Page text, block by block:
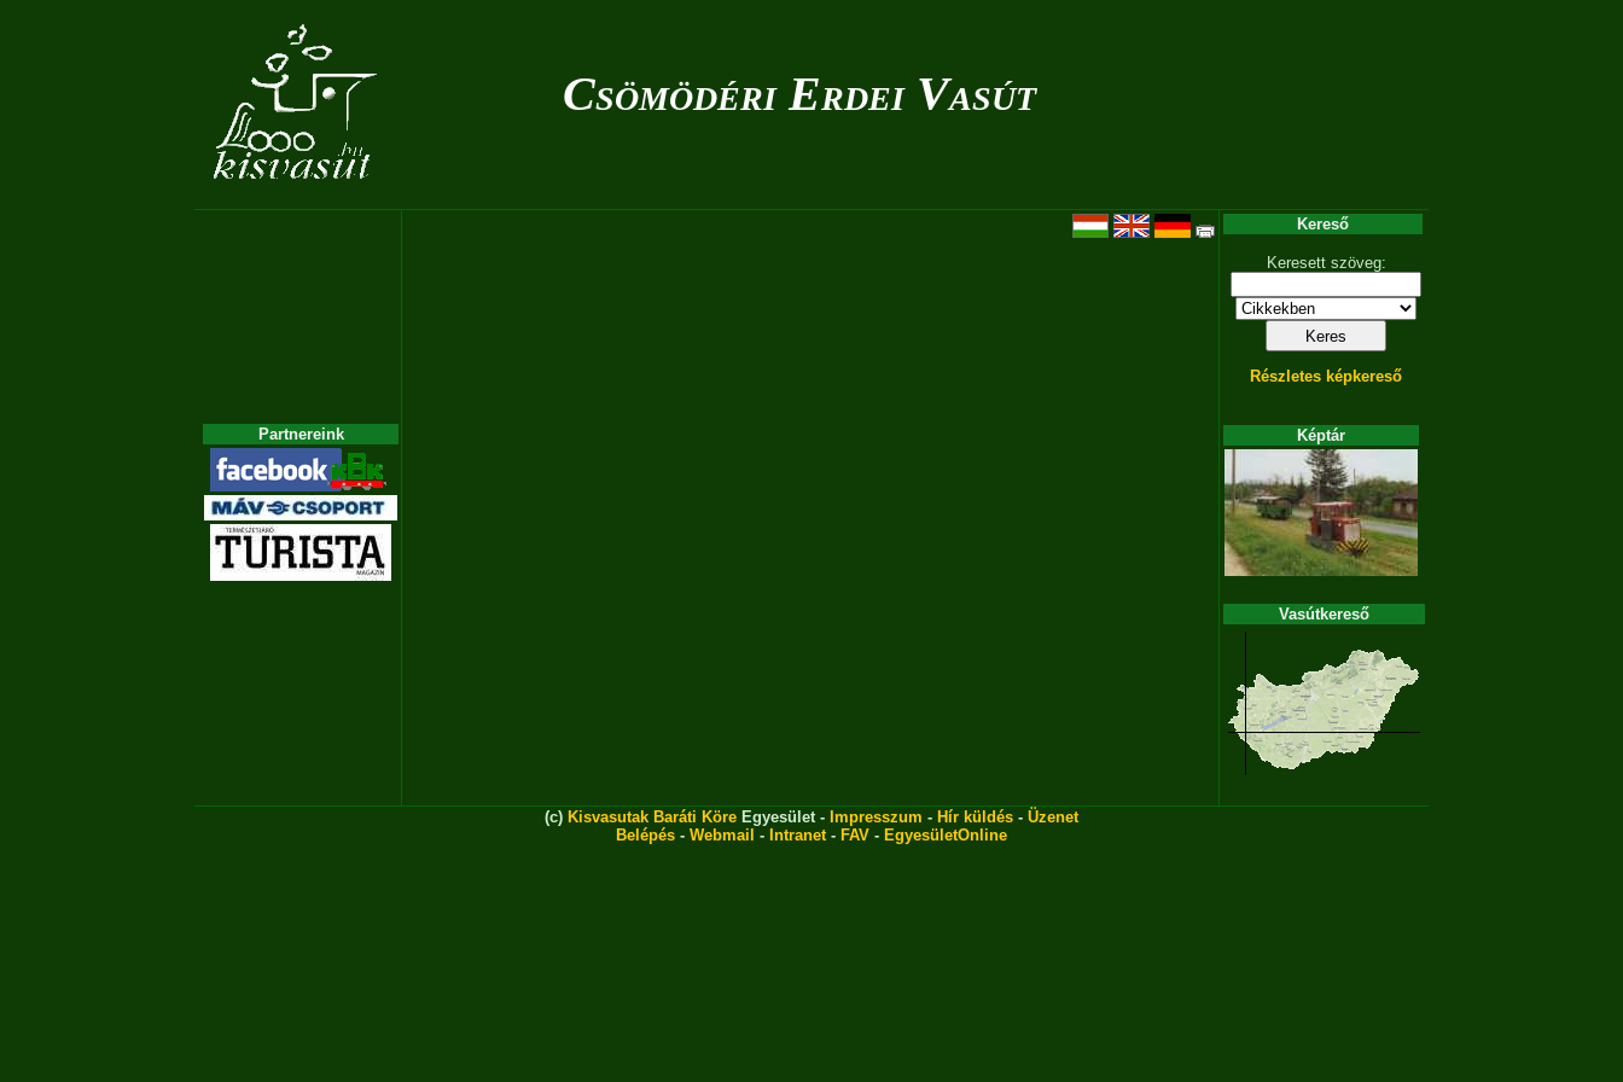
Csömödéri Erdei Vasút
Partnereink
Kereső
Keresett szöveg:
Részletes képkereső
Képtár
Vasútkereső
(c) Kisvasutak Baráti Köre Egyesület - Impresszum - Hír küldés - Üzenet
Belépés - Webmail - Intranet- FAV - EgyesületOnline